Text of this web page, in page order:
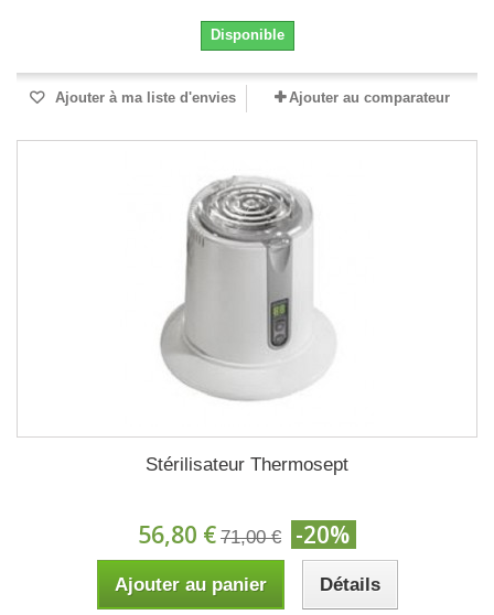
Disponible
Ajouter à ma liste d'envies Ajouter au comparateur
Stérilisateur Thermosept
56,80 € 71,00 € -20%
Ajouter au panier Détails